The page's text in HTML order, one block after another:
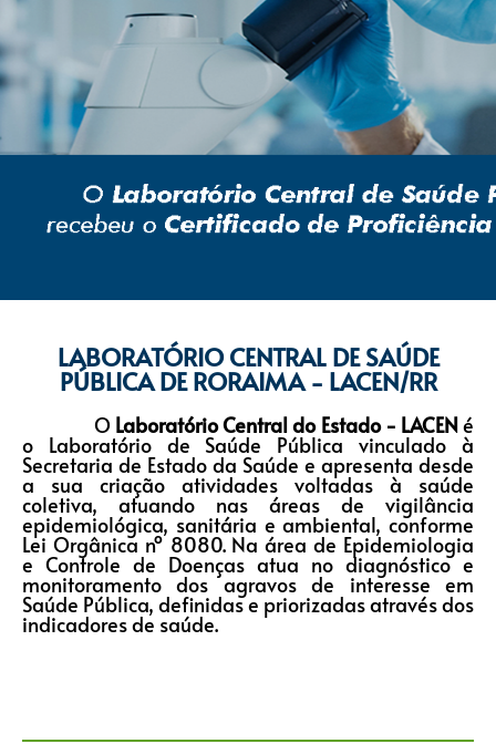
LABORATÓRIO CENTRAL DE SAÚDE
PÚBLICA DE RORAIMA - LACEN/RR
O Laboratório Central do Estado - LACENé
o Laboratório de Saúde Pública vinculado à
Secretaria de Estado da Saúde e apresenta desde
a sua criação atividades voltadas à saúde
coletiva, atuando nas áreas de vigilância
epidemiológica, sanitária e ambiental, conforme
Lei Orgânica nº 8080. Na área de Epidemiologia
e Controle de Doenças atua no diagnóstico e
monitoramento dos agravos de interesse em
Saúde Pública, definidas e priorizadas através dos
indicadores de saúde.